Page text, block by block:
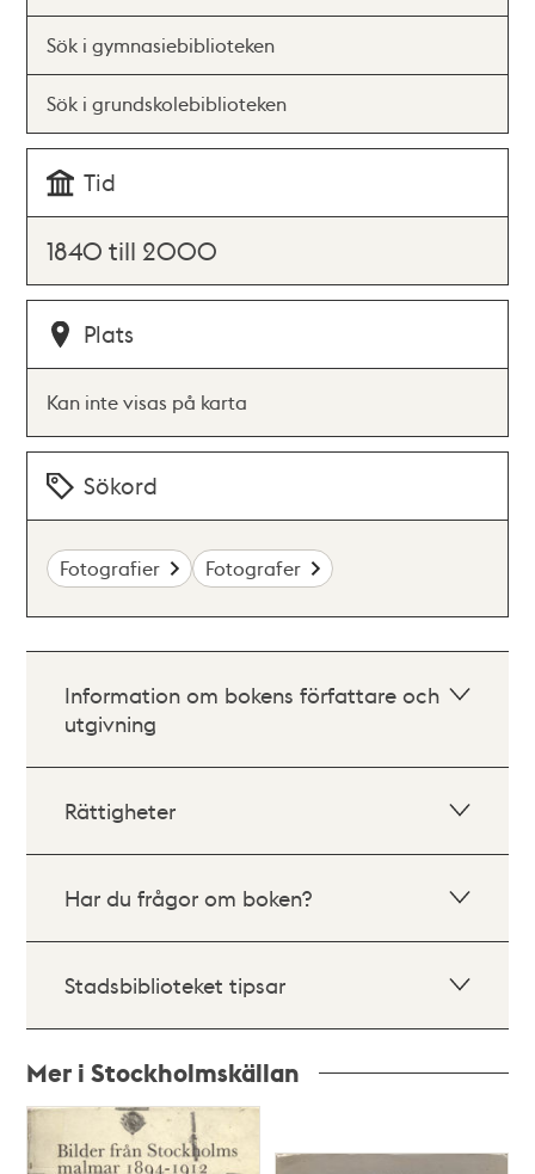
Sök i gymnasiebiblioteken
Sök i grundskolebiblioteken
Tid
1840 till 2000
Plats
Kan inte visas på karta
Sökord
Fotografier Fotografer
Information om bokens författare och
utgivning
Rättigheter
Har du frågor om boken?
Stadsbiblioteket tipsar
Mer i Stockholmskällan
Relaterade
poster